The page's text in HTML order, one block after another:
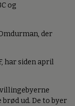
og
der
har siden april
ud. De to byer